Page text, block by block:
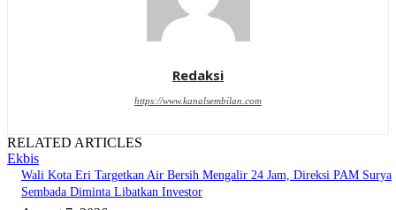
Redaksi
https://www.kanalsembilan.com
RELATED ARTICLES
Ekbis
Wali Kota Eri Targetkan Air Bersih Mengalir 24 Jam, Direksi PAM Surya
Sembada Diminta Libatkan Investor